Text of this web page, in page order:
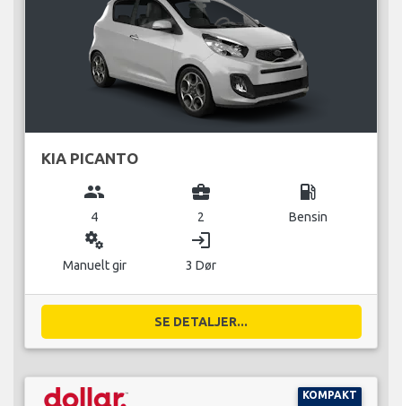
KIA PICANTO
group
4
business_center
2
local_gas_station
Bensin
miscellaneous_services
Manuelt gir
login
3 Dør
SE DETALJER...
KOMPAKT